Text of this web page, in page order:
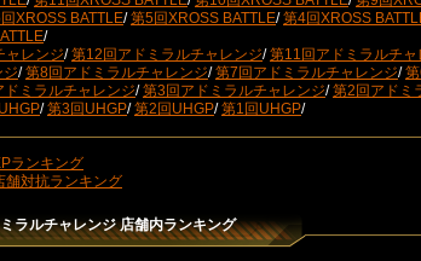
XROSS BATTLE/第5回XROSS BATTLE/第4回XROSS
/
ャレンジ/第12回アドミラルチャレンジ/第11回アドミラルチャ
ジ/第8回アドミラルチャレンジ/第7回アドミラルチャレンジ/
ドミラルチャレンジ/第3回アドミラルチャレンジ/第2回アドミ
/第3回UHGP/第2回UHGP/第1回UHGP/
ランキング
舗対抗ランキング
ラルチャレンジ店舗内ランキング